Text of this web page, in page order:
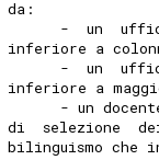
da:
-  un
inferiore a
-  un
inferiore a
- un
di  selezione
bilinguismo che